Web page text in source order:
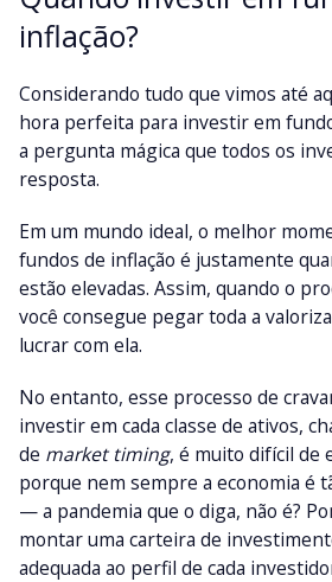
inflação?
Considerando tudo que vimos até
hora perfeita para investir em
a pergunta mágica que todos os
resposta.
Em um mundo ideal, o melhor
fundos de inflação é justamente
estão elevadas. Assim, quando o
você consegue pegar toda a
lucrar com ela.
No entanto, esse processo de
investir em cada classe de ativos,
de market timing, é muito difícil de
porque nem sempre a economia é
— a pandemia que o diga, não é?
montar uma carteira de
adequada ao perfil de cada